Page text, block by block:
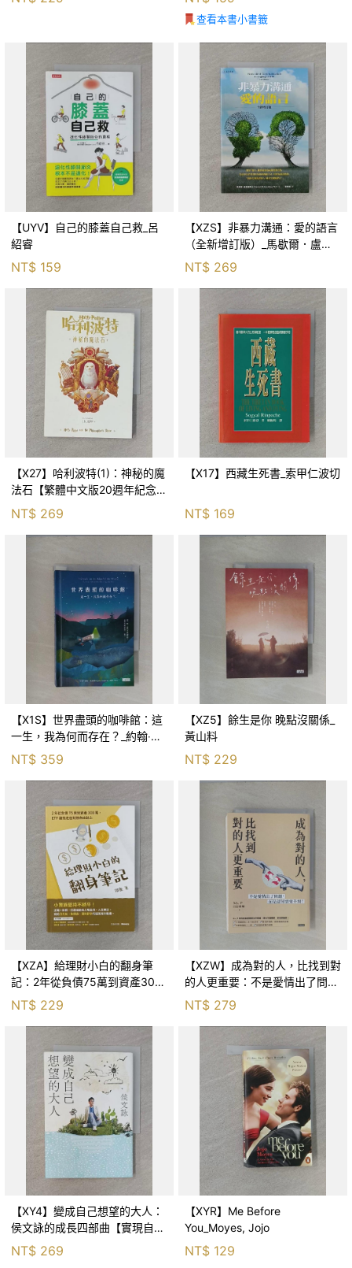
查看本書小書籤
【UYV】自己的膝蓋自己救_呂
紹睿
NT$ 159
【XZS】非暴力溝通：愛的語言
（全新增訂版）_馬歇爾．盧森
堡, 蕭寶森
NT$ 269
【X27】哈利波特(1)：神秘的魔
法石【繁體中文版20週年紀念】
NT$ 269
【X17】西藏生死書_索甲仁波切
NT$ 169
【X1S】世界盡頭的咖啡館：這
一生，我為何而存在？_約翰‧史
崔勒基, Elsa
NT$ 359
【XZ5】餘生是你 晚點沒關係_
黃山料
NT$ 229
【XZA】給理財小白的翻身筆
記：2年從負債75萬到資產300
萬，ETF讓我走在財務自由路上_
鐵蛋
NT$ 229
【XZW】成為對的人，比找到對
的人更重要：不是愛情出了問
題，而是認知需要升級！_Mr. P
NT$ 279
【XY4】變成自己想望的大人：
侯文詠的成長四部曲【實現自
己】_侯文詠
NT$ 269
【XYR】Me Before
You_Moyes, Jojo
NT$ 129